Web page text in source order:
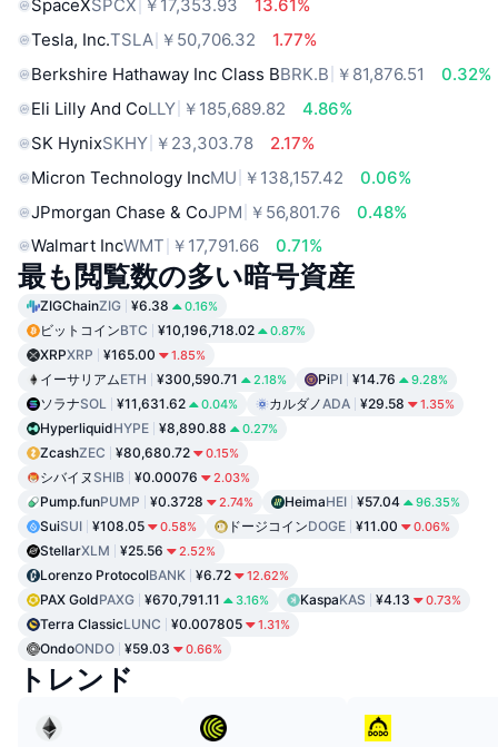
SpaceXSPCX ￥17,353.93
13.61%
Tesla, Inc.TSLA ￥50,706.32
1.77%
Berkshire Hathaway Inc Class BBRK.B ￥81,876.51
0.32%
Eli Lilly And CoLLY ￥185,689.82
4.86%
SK HynixSKHY ￥23,303.78
2.17%
Micron Technology IncMU ￥138,157.42
0.06%
JPmorgan Chase & CoJPM ￥56,801.76
0.48%
Walmart IncWMT ￥17,791.66 0.71%
最も閲覧数の多い暗号資産
ZIGChainZIG ¥6.38 0.16%
ビットコインBTC ¥10,196,718.02 0.87%
XRPXRP ¥165.00 1.85%
イーサリアムETH ¥300,590.71 2.18% PiPI ¥14.76 9.28%
ソラナSOL ¥11,631.62 0.04% カルダノADA ¥29.58 1.35%
HyperliquidHYPE ¥8,890.88 0.27%
ZcashZEC ¥80,680.72 0.15%
シバイヌ SHIB ¥0.00076 2.03%
Pump.funPUMP ¥0.3728 2.74% HeimaHEI ¥57.04 96.35%
SuiSUI ¥108.05 0.58% ドージコインDOGE ¥11.00 0.06%
StellarXLM ¥25.56 2.52%
Lorenzo ProtocolBANK ¥6.72 12.62%
PAX GoldPAXG ¥670,791.11 3.16% KaspaKAS ¥4.13 0.73%
Terra ClassicLUNC ¥0.007805 1.31%
OndoONDO ¥59.03 0.66%
トレンド